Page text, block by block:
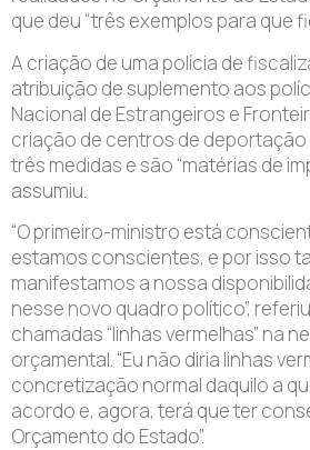
que deu “três exemplos para que
A criação de uma polícia de
atribuição de suplemento aos
Nacional de Estrangeiros e
criação de centros de
três medidas e são “matérias de
assumiu.
“O primeiro-ministro está
estamos conscientes, e por isso
manifestamos a nossa
nesse novo quadro político”,
chamadas “linhas vermelhas” na
orçamental. “Eu não diria linhas
concretização normal daquilo a
acordo e, agora, terá que ter
Orçamento do Estado”.